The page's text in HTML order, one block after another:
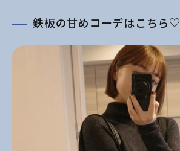
鉄板の甘めコーデはこちら♡